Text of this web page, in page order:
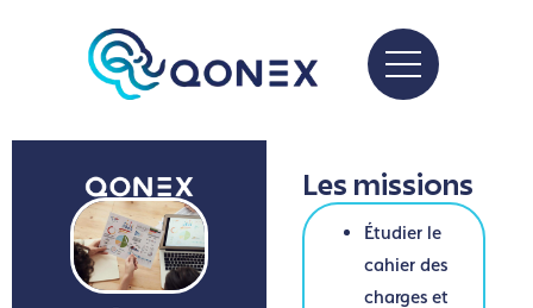
Les missions
Étudier le
cahier des
charges et